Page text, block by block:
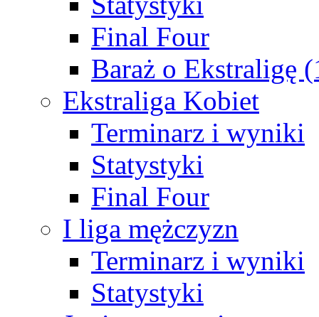
Final Four
Baraż o Ekstraligę
Ekstraliga Kobiet
Terminarz i wyniki
Statystyki
Final Four
I liga mężczyzn
Terminarz i wyniki
Statystyki